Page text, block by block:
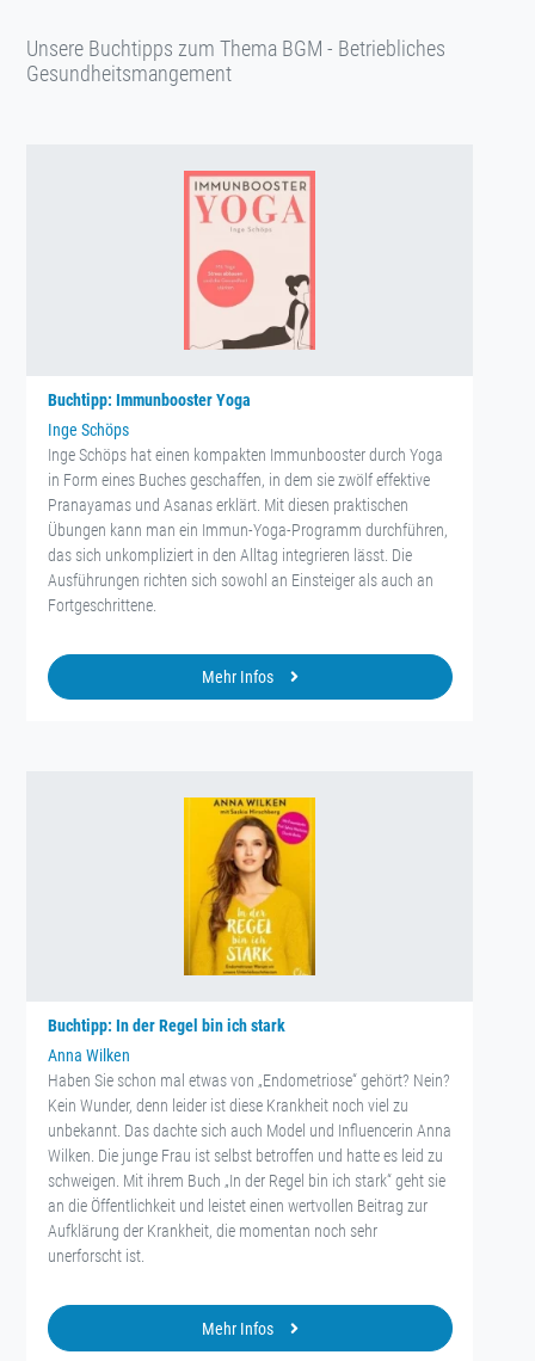
Unsere Buchtipps zum Thema BGM - Betriebliches
Gesundheitsmangement
Buchtipp: Immunbooster Yoga
Inge Schöps
Inge Schöps hat einen kompakten Immunbooster durch Yoga
in Form eines Buches geschaffen, in dem sie zwölf effektive
Pranayamas und Asanas erklärt. Mit diesen praktischen
Übungen kann man ein Immun-Yoga-Programm durchführen,
das sich unkompliziert in den Alltag integrieren lässt. Die
Ausführungen richten sich sowohl an Einsteiger als auch an
Fortgeschrittene.
Mehr Infos
Buchtipp: In der Regel bin ich stark
Anna Wilken
Haben Sie schon mal etwas von „Endometriose“ gehört? Nein?
Kein Wunder, denn leider ist diese Krankheit noch viel zu
unbekannt. Das dachte sich auch Model und Influencerin Anna
Wilken. Die junge Frau ist selbst betroffen und hatte es leid zu
schweigen. Mit ihrem Buch „In der Regel bin ich stark“ geht sie
an die Öffentlichkeit und leistet einen wertvollen Beitrag zur
Aufklärung der Krankheit, die momentan noch sehr
unerforscht ist.
Mehr Infos